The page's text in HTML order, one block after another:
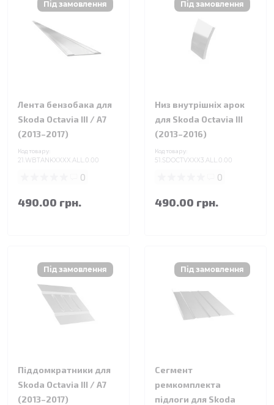
Лента бензобака для
Skoda Octavia III / A7
(2013–2017)
Код товару:
21.WBTANKXXXX.ALL.0.00
0
490.00 грн.
Низ внутрішніх арок
для Skoda Octavia III
(2013–2016)
Код товару:
51.SDOCTVXXX3.ALL.0.00
0
490.00 грн.
Піддомкратники для
Skoda Octavia III / A7
(2013–2017)
Сегмент
ремкомплекта
підлоги для Skoda